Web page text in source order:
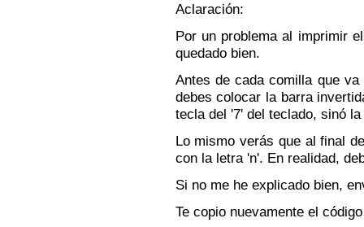
Aclaración:
Por un problema al imprimir
quedado bien.
Antes de cada comilla que
debes colocar la barra
tecla del '7' del teclado, sinó
Lo mismo verás que al final
con la letra 'n'. En realidad,
Si no me he explicado bien,
Te copio nuevamente el